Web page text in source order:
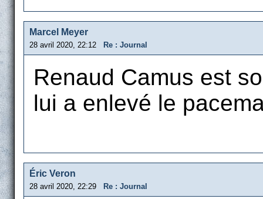
Marcel Meyer
28 avril 2020, 22:12 Re : Journal
Renaud Camus est
lui a enlevé le
Éric Veron
28 avril 2020, 22:29 Re : Journal